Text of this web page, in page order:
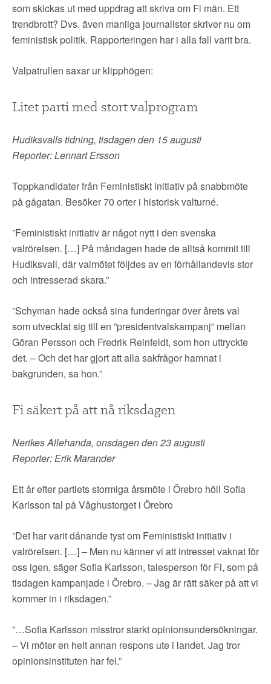
som skickas ut med uppdrag att skriva om Fi män. Ett
trendbrott? Dvs. även manliga journalister skriver nu om
feministisk politik. Rapporteringen har i alla fall varit bra.
Valpatrullen saxar ur klipphögen:
Litet parti med stort valprogram
Hudiksvalls tidning, tisdagen den 15 augusti
Reporter: Lennart Ersson
Toppkandidater från Feministiskt initiativ på snabbmöte
på gågatan. Besöker 70 orter i historisk valturné.
”Feministiskt initiativ är något nytt i den svenska
valrörelsen. […] På måndagen hade de alltså kommit till
Hudiksvall, där valmötet följdes av en förhållandevis stor
och intresserad skara.”
”Schyman hade också sina funderingar över årets val
som utvecklat sig till en ”presidentvalskampanj” mellan
Göran Persson och Fredrik Reinfeldt, som hon uttryckte
det. – Och det har gjort att alla sakfrågor hamnat i
bakgrunden, sa hon.”
Fi säkert på att nå riksdagen
Nerikes Allehanda, onsdagen den 23 augusti
Reporter: Erik Marander
Ett år efter partiets stormiga årsmöte i Örebro höll Sofia
Karlsson tal på Våghustorget i Örebro
”Det har varit dånande tyst om Feministiskt initiativ i
valrörelsen. […] – Men nu känner vi att intresset vaknat för
oss igen, säger Sofia Karlsson, talesperson för Fi, som på
tisdagen kampanjade i Örebro. – Jag är rätt säker på att vi
kommer in i riksdagen.”
”…Sofia Karlsson misstror starkt opinionsundersökningar.
– Vi möter en helt annan respons ute i landet. Jag tror
opinionsinstituten har fel.”